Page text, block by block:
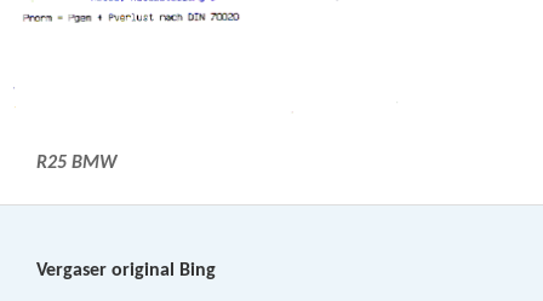
R25 BMW
Vergaser original Bing